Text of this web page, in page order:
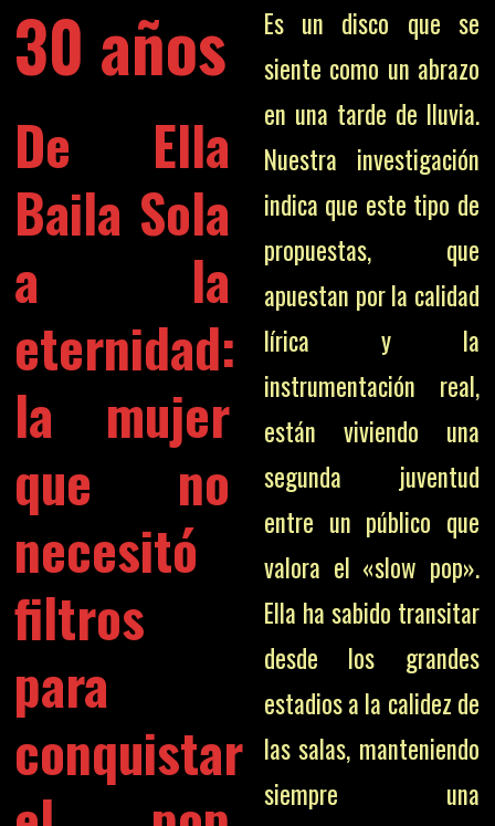
30 años
De Ella
Baila Sola
a la
eternidad:
la mujer
que no
necesitó
filtros
para
conquistar
Es un disco que se
siente como un abrazo
en una tarde de lluvia.
Nuestra investigación
indica que este tipo de
propuestas, que
apuestan por la calidad
lírica y la
instrumentación real,
están viviendo una
segunda juventud
entre un público que
valora el «slow pop».
Ella ha sabido transitar
desde los grandes
estadios a la calidez de
las salas, manteniendo
siempre una